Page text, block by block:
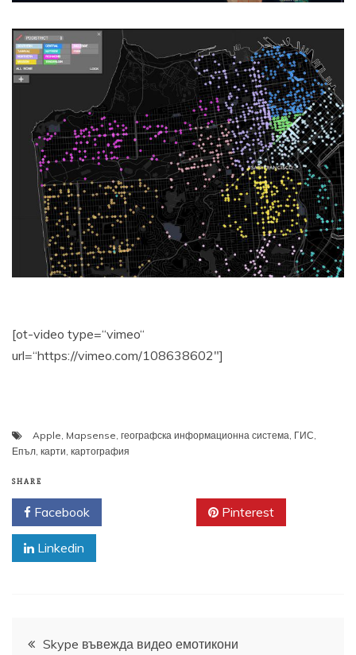
[ot-video type=“vimeo“
url=“https://vimeo.com/108638602″]
Apple, Mapsense, географска информационна система, ГИС,
Епъл, карти, картография
SHARE
Facebook Pinterest
Linkedin
Навигация
Skype въвежда видео емотикони